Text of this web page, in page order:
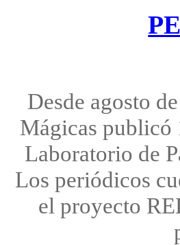
Desde agosto
Mágicas publicó
Laboratorio de
Los periódicos
el proyecto